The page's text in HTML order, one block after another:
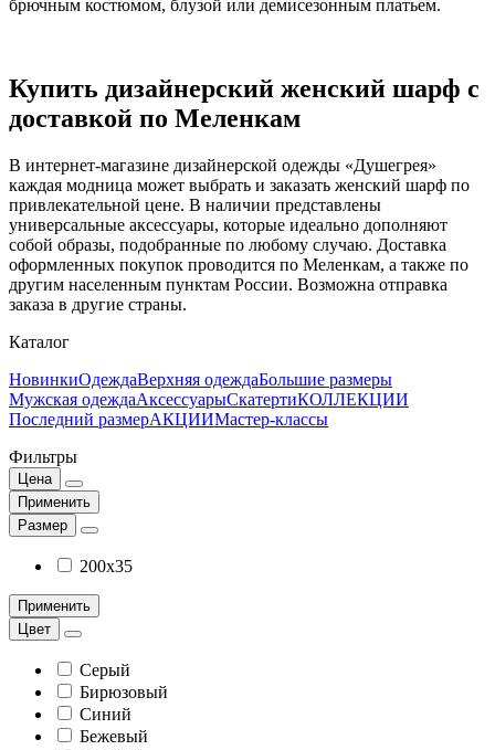
брючным костюмом, блузой или демисезонным платьем.
Купить дизайнерский женский шарф с
доставкой по Меленкам
В интернет-магазине дизайнерской одежды «Душегрея»
каждая модница может выбрать и заказать женский шарф по
привлекательной цене. В наличии представлены
универсальные аксессуары, которые идеально дополняют
собой образы, подобранные по любому случаю. Доставка
оформленных покупок проводится по Меленкам, а также по
другим населенным пунктам России. Возможна отправка
заказа в другие страны.
Каталог
НовинкиОдеждаВерхняя одеждаБольшие размеры
Мужская одеждаАксессуарыСкатертиКОЛЛЕКЦИИ
Последний размерАКЦИИМастер-классы
Фильтры
Цена
Применить
Размер
200x35
Применить
Цвет
Серый
Бирюзовый
Синий
Бежевый